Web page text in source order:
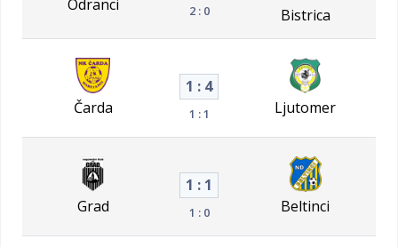
Odranci 2 : 0
Bistrica
Čarda
1 : 4
1 : 1 Ljutomer
Grad
1 : 1
1 : 0 Beltinci